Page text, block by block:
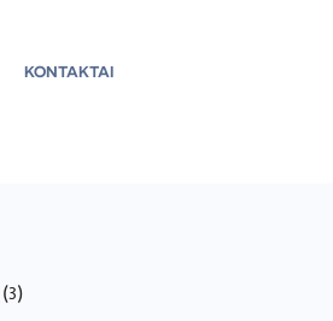
KONTAKTAI
3)